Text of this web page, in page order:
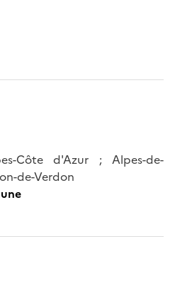
Côte d'Azur ; Alpes-de-
de-Verdon